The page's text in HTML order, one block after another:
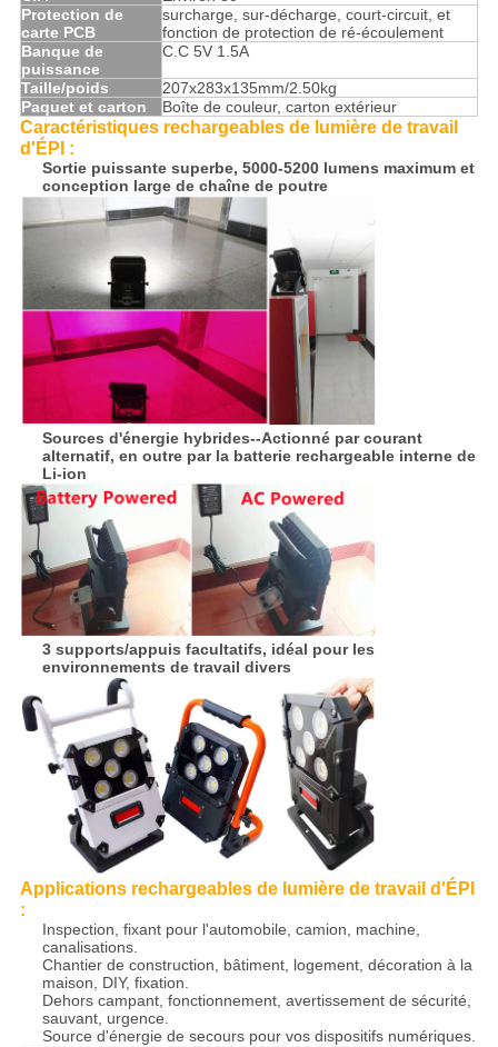
Protection de
carte PCB
surcharge, sur-décharge, court-circuit, et
fonction de protection de ré-écoulement
Banque de
puissance
C.C 5V 1.5A
Taille/poids
207x283x135mm/2.50kg
Paquet et carton
Boîte de couleur, carton extérieur
Caractéristiques rechargeables de lumière de travail
d'ÉPI :
Sortie puissante superbe, 5000-5200 lumens maximum et
conception large de chaîne de poutre
Sources d'énergie hybrides--Actionné par courant
alternatif, en outre par la batterie rechargeable interne de
Li-ion
3 supports/appuis facultatifs, idéal pour les
environnements de travail divers
Applications rechargeables de lumière de travail d' ÉPI
:
Inspection, fixant pour l'automobile, camion, machine,
canalisations.
Chantier de construction, bâtiment, logement, décoration à la
maison, DIY, fixation.
Dehors campant, fonctionnement, avertissement de sécurité,
sauvant, urgence.
Source d'énergie de secours pour vos dispositifs numériques.